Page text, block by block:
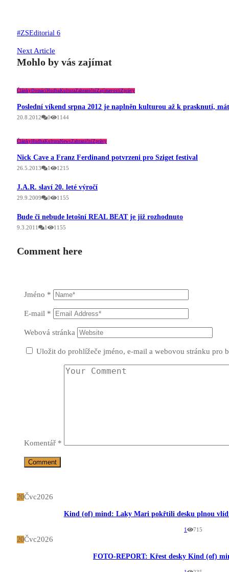
#ZSEditorial 6
Next Article
Mohlo by vás zajímat
ČlánkyDomácíHudbaKulturaZahraničníZajímavostiZprávy
Poslední víkend srpna 2012 je naplněn kulturou až k prasknutí,
20.8.2012 0 1144
ČlánkyHudbaKulturaNewsZahraničníZprávy
Nick Cave a Franz Ferdinand potvrzeni pro Sziget festival
26.5.2013 1 1215
J.A.R. slaví 20. leté výročí
29.9.2009 0 1155
Bude či nebude letošní REAL BEAT je již rozhodnuto
9.3.2011 1 1155
Comment here
Jméno *
E-mail *
Webová stránka
Uložit do prohlížeče jméno, e-mail a webovou stránku pro
Komentář *
20Čvc2026
Kind (of) mind: Laky Mari pokřtili desku plnou
1 715
20Čvc2026
FOTO-REPORT: Křest desky Kind (of)